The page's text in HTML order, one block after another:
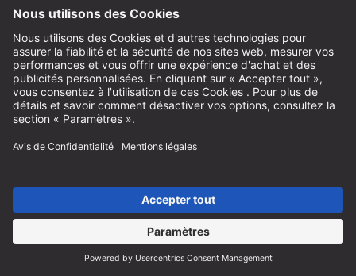
Révoquer un contrat
Espace revendeurs
Devenir revendeur
Mentions légales
Protection des Données